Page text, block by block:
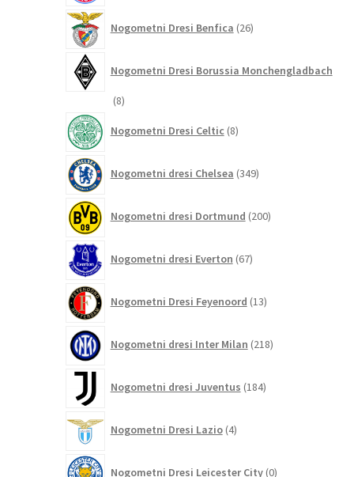
Nogometni Dresi Benfica 26izdelkov
Nogometni Dresi Borussia Monchengladbach
88
Nogometni Dresi Celtic 8izdelkov
Nogometni dresi Chelsea 349izdelkov
Nogometni dresi Dortmund 200izdelkov
Nogometni dresi Everton 67izdelkov
Nogometni Dresi Feyenoord 13izdelkov
Nogometni dresi Inter Milan 218izdelkov
Nogometni dresi Juventus 184izdelkov
Nogometni Dresi Lazio 4izdelki
Nogometni Dresi Leicester City 0